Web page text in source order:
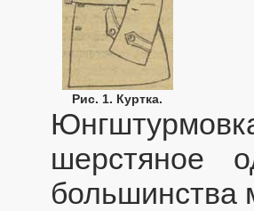
Рис. 1. Куртка.
шерстяное
большинства